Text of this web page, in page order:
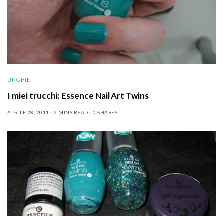
UNGHIE
I miei trucchi: Essence Nail Art Twins
APRILE 28, 2011 2 MINS READ 0 SHARES